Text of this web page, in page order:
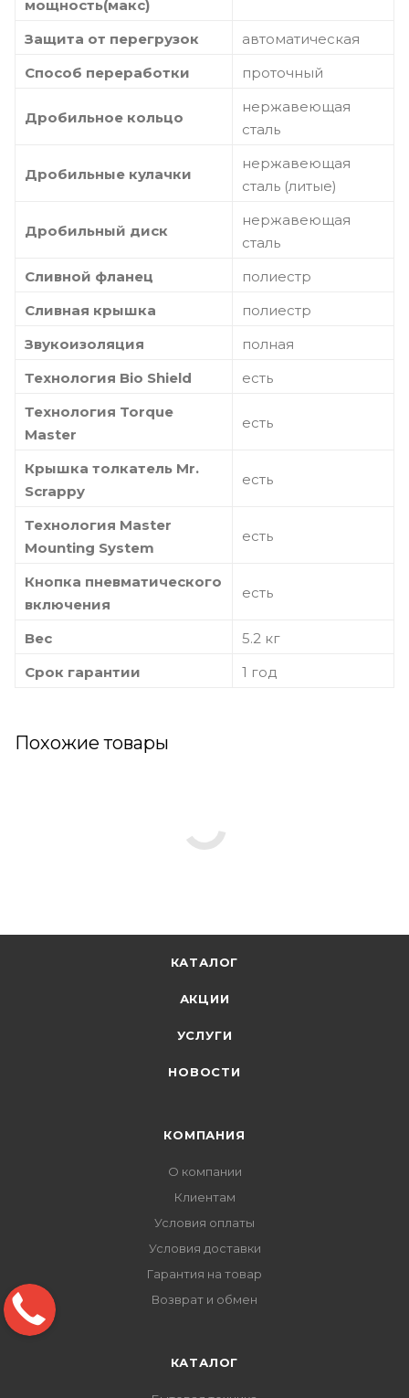
мощность(макс)
Защита от перегрузок
автоматическая
Способ переработки
проточный
Дробильное кольцо
нержавеющая
сталь
Дробильные кулачки
нержавеющая
сталь (литые)
Дробильный диск
нержавеющая
сталь
Сливной фланец
полиестр
Сливная крышка
полиестр
Звукоизоляция
полная
Технология Bio Shield
есть
Технология Torque
Master
есть
Крышка толкатель Мr.
Scrappy
есть
Технология Master
Mounting System
есть
Кнопка пневматического
включения
есть
Вес
5.2 кг
Срок гарантии
1 год
Похожие товары
КАТАЛОГ
АКЦИИ
УСЛУГИ
НОВОСТИ
КОМПАНИЯ
О компании
Клиентам
Условия оплаты
Условия доставки
Гарантия на товар
Возврат и обмен
КАТАЛОГ